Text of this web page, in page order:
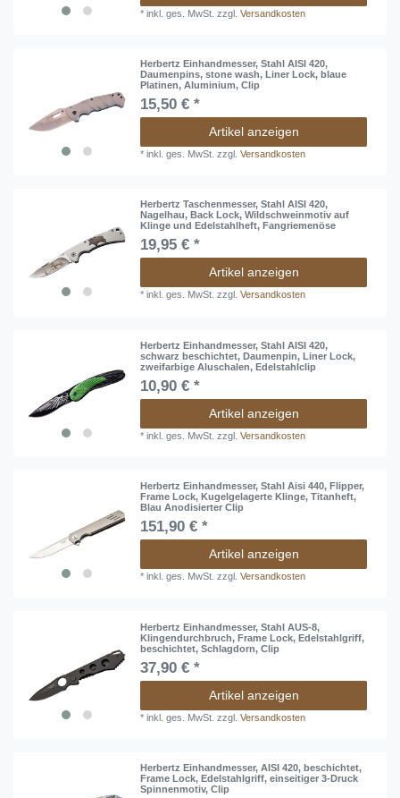
*inkl. ges. MwSt. zzgl.Versandkosten
Herbertz Einhandmesser, Stahl AISI 420,
Daumenpins, stone wash, Liner Lock, blaue
Platinen, Aluminium, Clip
15,50 € *
Artikel anzeigen
*inkl. ges. MwSt. zzgl.Versandkosten
Herbertz Taschenmesser, Stahl AISI 420,
Nagelhau, Back Lock, Wildschweinmotiv auf
Klinge und Edelstahlheft, Fangriemenöse
19,95 € *
Artikel anzeigen
*inkl. ges. MwSt. zzgl.Versandkosten
Herbertz Einhandmesser, Stahl AISI 420,
schwarz beschichtet, Daumenpin, Liner Lock,
zweifarbige Aluschalen, Edelstahlclip
10,90 € *
Artikel anzeigen
*inkl. ges. MwSt. zzgl.Versandkosten
Herbertz Einhandmesser, Stahl Aisi 440, Flipper,
Frame Lock, Kugelgelagerte Klinge, Titanheft,
Blau Anodisierter Clip
151,90 € *
Artikel anzeigen
*inkl. ges. MwSt. zzgl.Versandkosten
Herbertz Einhandmesser, Stahl AUS-8,
Klingendurchbruch, Frame Lock, Edelstahlgriff,
beschichtet, Schlagdorn, Clip
37,90 € *
Artikel anzeigen
*inkl. ges. MwSt. zzgl.Versandkosten
Herbertz Einhandmesser, AISI 420, beschichtet,
Frame Lock, Edelstahlgriff, einseitiger 3-Druck
Spinnenmotiv, Clip